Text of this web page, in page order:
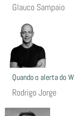
Glauco Sampaio
Quando o alerta do
Rodrigo Jorge